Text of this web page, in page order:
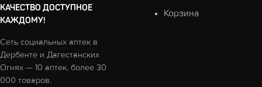
КАЧЕСТВО ДОСТУПНОЕ
КАЖДОМУ!
Сеть социальных аптек в
Дербенте и Дагестанских
Огнях — 10 аптек, более 30
000 товаров.
Корзина